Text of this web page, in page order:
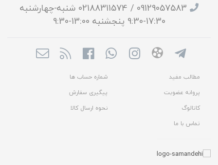
09129057583 / 02188311574 شنبه-چهارشنبه
17:30-9:30 پنجشنبه 13:00-9:30
مطالب مفید
شماره حساب ها
پروانه عضویت
پیگیری سفارش
کاتالوگ
نحوه ارسال کالا
تماس با ما